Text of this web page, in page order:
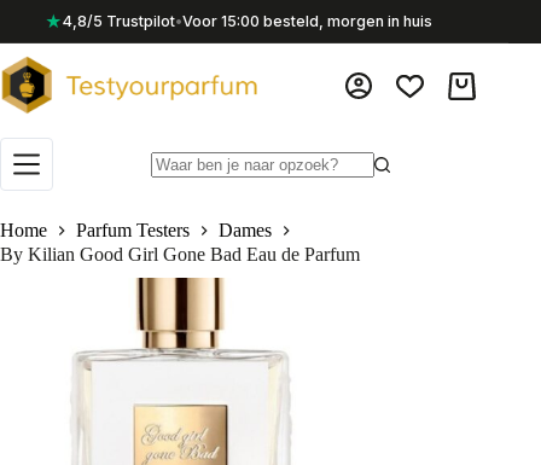
inhoud
★4,8/5 Trustpilot•Voor 15:00 besteld, morgen in huis
Home
Parfum Testers
Dames
By Kilian Good Girl Gone Bad Eau de Parfum